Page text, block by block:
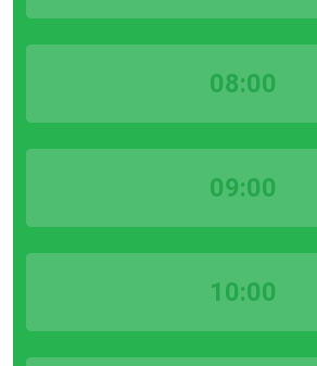
08:00
09:00
10:00